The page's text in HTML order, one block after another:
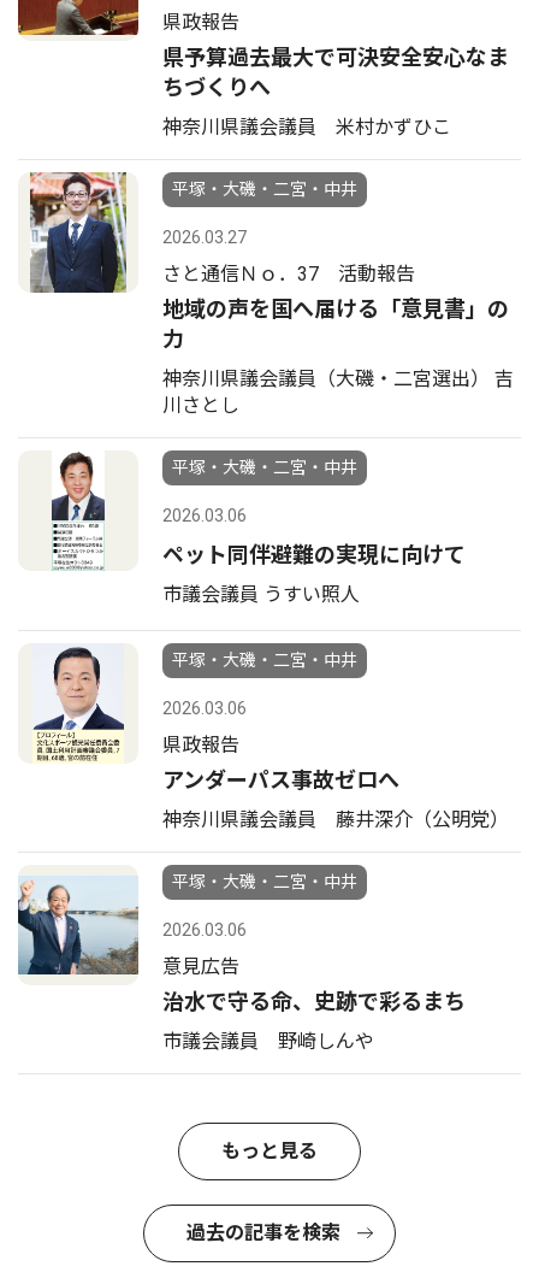
県政報告
県予算過去最大で可決安全安心なま
ちづくりへ
神奈川県議会議員 米村かずひこ
平塚・大磯・二宮・中井
2026.03.27
さと通信Ｎｏ．37 活動報告
地域の声を国へ届ける「意見書」の
力
神奈川県議会議員（大磯・二宮選出） 吉
川さとし
平塚・大磯・二宮・中井
2026.03.06
ペット同伴避難の実現に向けて
市議会議員 うすい照人
平塚・大磯・二宮・中井
2026.03.06
県政報告
アンダーパス事故ゼロへ
神奈川県議会議員 藤井深介（公明党）
平塚・大磯・二宮・中井
2026.03.06
意見広告
治水で守る命、史跡で彩るまち
市議会議員 野崎しんや
もっと見る
過去の記事を検索